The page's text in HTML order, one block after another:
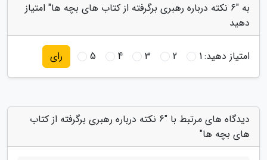
به "6 نکته درباره رهبری برگرفته از کتاب های بچه ها" امتیاز
دهید
امتیاز دهید:1
2
3
4
5 رای
دیدگاه های مرتبط با "6 نکته درباره رهبری برگرفته از کتاب
های بچه ها"